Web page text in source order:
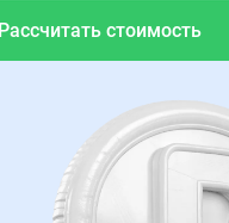
Рассчитать стоимость